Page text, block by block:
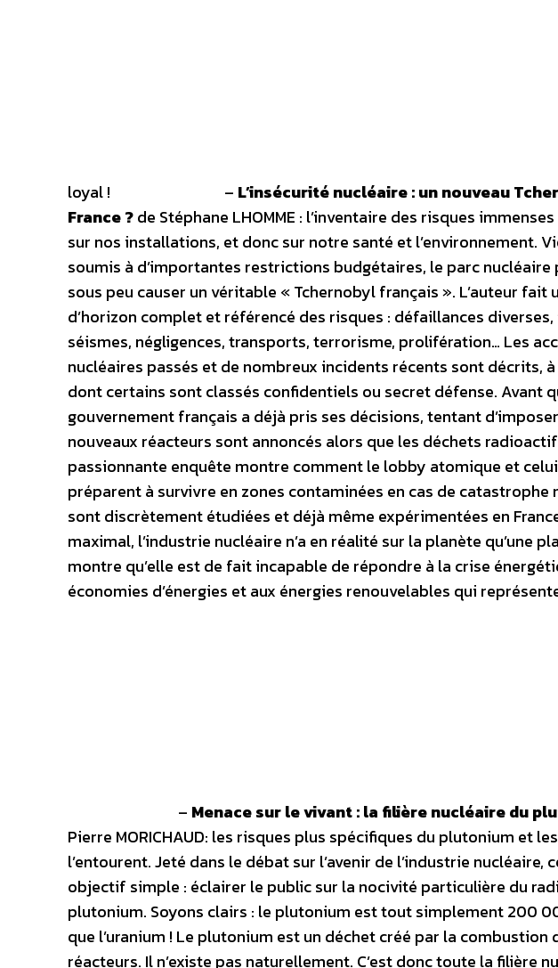
loyal ! – L’insécurité nucléaire : un nouveau
France ?de Stéphane LHOMME : l’inventaire des risques
sur nos installations, et donc sur notre santé et l’environnement.
soumis à d’importantes restrictions budgétaires, le parc
sous peu causer un véritable « Tchernobyl français ». L’auteur fait
d’horizon complet et référencé des risques : défaillances diverses,
séismes, négligences, transports, terrorisme, prolifération… Les
nucléaires passés et de nombreux incidents récents sont décrits,
dont certains sont classés confidentiels ou secret défense. Avant
gouvernement français a déjà pris ses décisions, tentant
nouveaux réacteurs sont annoncés alors que les déchets
passionnante enquête montre comment le lobby atomique et
préparent à survivre en zones contaminées en cas de catastrophe
sont discrètement étudiées et déjà même expérimentées en
maximal, l’industrie nucléaire n’a en réalité sur la planète qu’une
montre qu’elle est de fait incapable de répondre à la crise
économies d’énergies et aux énergies renouvelables qui
– Menace sur le vivant : la filière nucléaire du
Pierre MORICHAUD: les risques plus spécifiques du plutonium et
l’entourent. Jeté dans le débat sur l’avenir de l’industrie nucléaire,
objectif simple : éclairer le public sur la nocivité particulière du
plutonium. Soyons clairs : le plutonium est tout simplement 200
que l’uranium ! Le plutonium est un déchet créé par la combustion
réacteurs. Il n’existe pas naturellement. C’est donc toute la filière